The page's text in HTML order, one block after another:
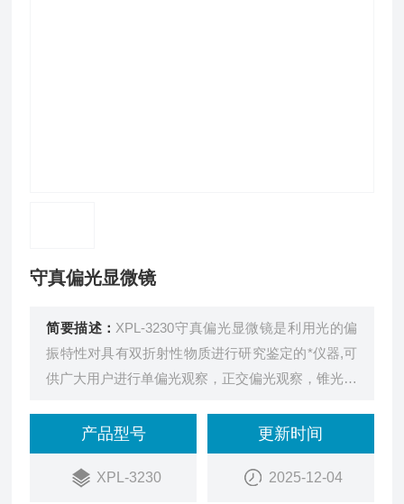
守真偏光显微镜
简要描述： XPL-3230守真偏光显微镜是利用光的偏
振特性对具有双折射性物质进行研究鉴定的*仪器,可
供广大用户进行单偏光观察，正交偏光观察，锥光观
究与检验，也可进行液态高分子材料，生物聚合物及
液晶材料的晶相观察，是科研机构与高等院校进行研
究与教学的理想仪器。
产品型号
XPL-3230
更新时间
2025-12-04